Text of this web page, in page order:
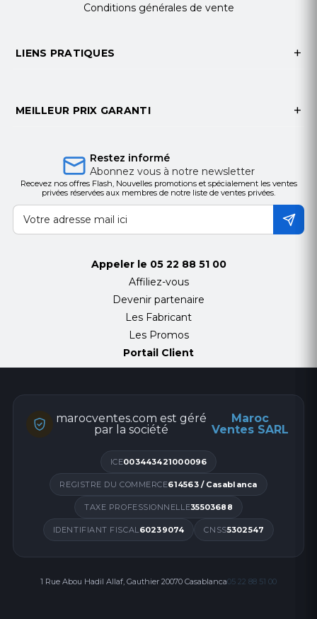
Conditions générales de vente
LIENS PRATIQUES
MEILLEUR PRIX GARANTI
Restez informé
Abonnez vous à notre newsletter
Recevez nos offres Flash, Nouvelles promotions et spécialement les ventes
privées réservées aux membres de notre liste de ventes privées.
Appeler le 05 22 88 51 00
Affiliez-vous
Devenir partenaire
Les Fabricant
Les Promos
Portail Client
marocventes.com est géré
par la société
Maroc
Ventes SARL
ICE003443421000096
REGISTRE DU COMMERCE614563 / Casablanca
TAXE PROFESSIONNELLE35503688
IDENTIFIANT FISCAL60239074 CNSS5302547
1 Rue Abou Hadil Allaf, Gauthier 20070 Casablanca05 22 88 51 00